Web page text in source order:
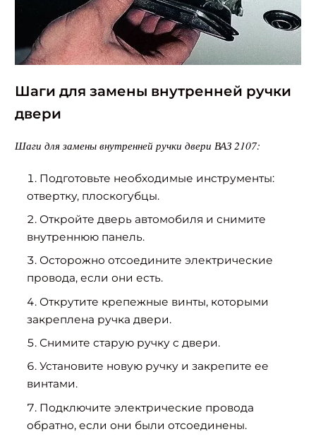
Шаги для замены внутренней ручки
двери
Шаги для замены внутренней ручки двери ВАЗ 2107:
Подготовьте необходимые инструменты:
отвертку, плоскогубцы.
Откройте дверь автомобиля и снимите
внутреннюю панель.
Осторожно отсоедините электрические
провода, если они есть.
Открутите крепежные винты, которыми
закреплена ручка двери.
Снимите старую ручку с двери.
Установите новую ручку и закрепите ее
винтами.
Подключите электрические провода
обратно, если они были отсоединены.